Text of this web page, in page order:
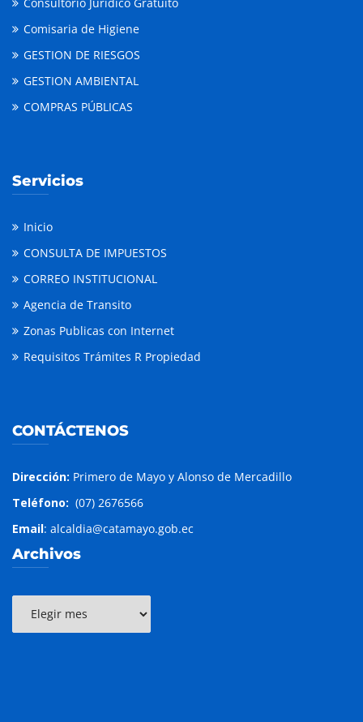
Comisaria de Higiene
GESTION DE RIESGOS
GESTION AMBIENTAL
COMPRAS PÚBLICAS
Servicios
Inicio
CONSULTA DE IMPUESTOS
CORREO INSTITUCIONAL
Agencia de Transito
Zonas Publicas con Internet
Requisitos Trámites R Propiedad
CONTÁCTENOS
Dirección: Primero de Mayo y Alonso de Mercadillo
Teléfono: (07) 2676566
Email: alcaldia@catamayo.gob.ec
Archivos